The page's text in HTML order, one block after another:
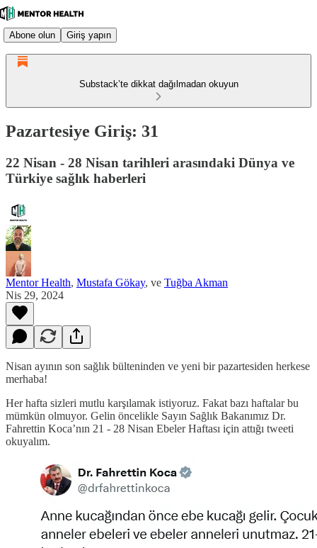
Abone olun Giriş yapın
Substack’te dikkat dağılmadan okuyun
Pazartesiye Giriş: 31
22 Nisan - 28 Nisan tarihleri arasındaki Dünya ve
Türkiye sağlık haberleri
Mentor Health, Mustafa Gökay, ve Tuğba Akman
Nis 29, 2024
Nisan ayının son sağlık bülteninden ve yeni bir pazartesiden herkese
merhaba!
Her hafta sizleri mutlu karşılamak istiyoruz. Fakat bazı haftalar bu
mümkün olmuyor. Gelin öncelikle Sayın Sağlık Bakanımız Dr.
Fahrettin Koca’nın 21 - 28 Nisan Ebeler Haftası için attığı tweeti
okuyalım.